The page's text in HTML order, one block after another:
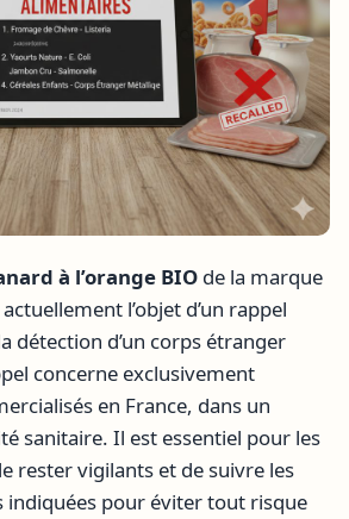
à l’orange BIO de la marque
l’objet d’un rappel
détection d’un corps étranger
concerne exclusivement
en France, dans un
sanitaire. Il est essentiel pour les
rester vigilants et de suivre les
pour éviter tout risque